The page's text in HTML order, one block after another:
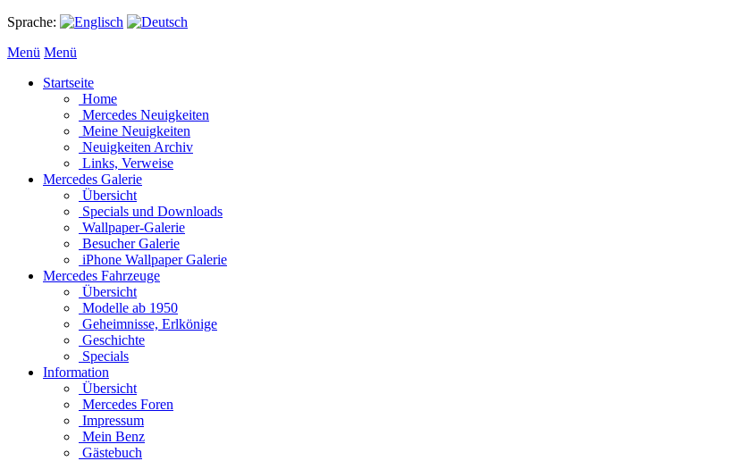
Sprache:
Menü Menü
Startseite
Home
Mercedes Neuigkeiten
Meine Neuigkeiten
Neuigkeiten Archiv
Links, Verweise
Mercedes Galerie
Übersicht
Specials und Downloads
Wallpaper-Galerie
Besucher Galerie
iPhone Wallpaper Galerie
Mercedes Fahrzeuge
Übersicht
Modelle ab 1950
Geheimnisse, Erlkönige
Geschichte
Specials
Information
Übersicht
Mercedes Foren
Impressum
Mein Benz
Gästebuch